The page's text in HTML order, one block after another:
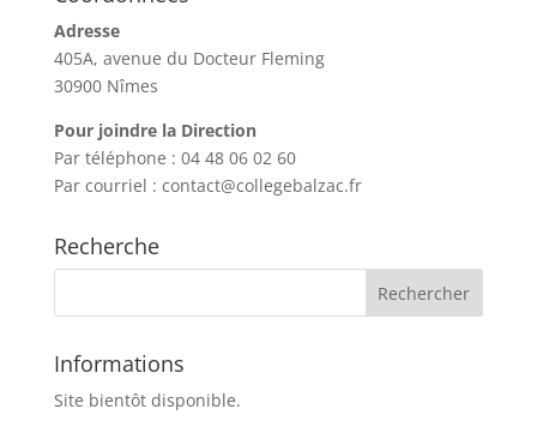
Adresse
405A, avenue du Docteur Fleming
30900 Nîmes
Pour joindre la Direction
Par téléphone : 04 48 06 02 60
Par courriel : contact@collegebalzac.fr
Recherche
Informations
Site bientôt disponible.